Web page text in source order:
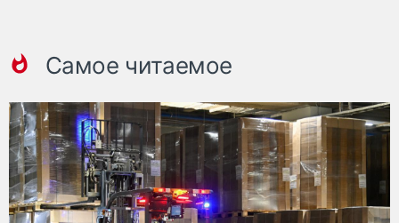
Самое читаемое